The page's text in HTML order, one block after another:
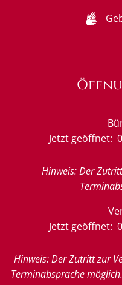
Klicken, um
Jetzt geöffnet:
Hinweis: Der
Klicken, um
Jetzt geöffnet:
Hinweis: Der Zutritt zur
Terminabsprache